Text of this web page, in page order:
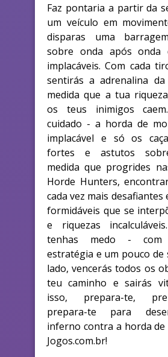
Faz pontaria a partir da
um veículo em
disparas uma
sobre onda após onda
implacáveis. Com cada
sentirás a adrenalina da
medida que a tua
os teus inimigos
cuidado - a horda de
implacável e só os
fortes e astutos
medida que progrides
Horde Hunters,
cada vez mais desafiantes
formidáveis que se
e riquezas
tenhas medo - com
estratégia e um pouco de
lado, vencerás todos os
teu caminho e sairás
isso, prepara-te,
prepara-te para
inferno contra a horda de
Jogos.com.br!